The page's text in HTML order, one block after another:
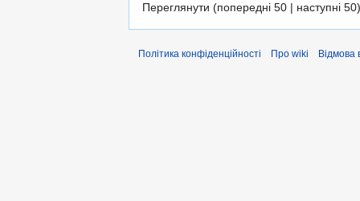
Переглянути (попередні 50 | наступні
Політика конфіденційності Про wiki Відмова